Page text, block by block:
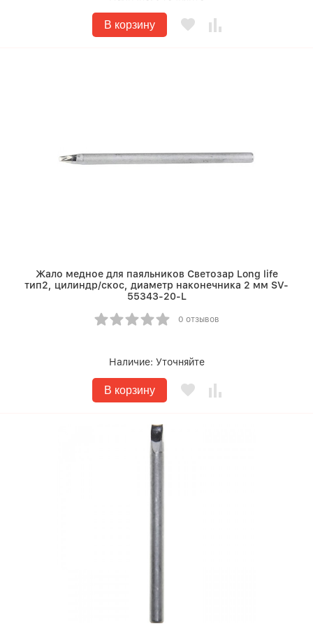
В корзину
Жало медное для паяльников Светозар Long life
тип2, цилиндр/скос, диаметр наконечника 2 мм SV-
55343-20-L
0 отзывов
Наличие: Уточняйте
В корзину